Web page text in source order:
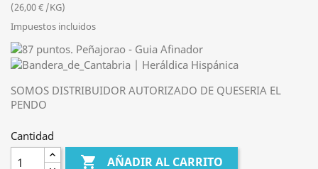
(26,00 € /KG)
Impuestos incluidos
SOMOS DISTRIBUIDOR AUTORIZADO DE QUESERIA EL
PENDO
Cantidad
 AÑADIR AL CARRITO